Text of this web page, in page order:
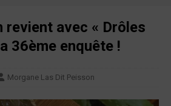
revient avec « Drôles
36ème enquête !
Morgane Las Dit Peisson